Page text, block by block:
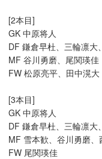
[2本目]
GK 中原将人
DF 鎌倉早杜、三輪凛大
MF 谷川勇磨、尾関瑛佳
FW 松原亮平、田中滉大
[3本目]
GK 中原将人
DF 鎌倉早杜、三輪凛大
MF 雪本歓、谷川勇磨、
FW 尾関瑛佳